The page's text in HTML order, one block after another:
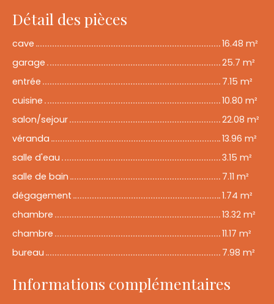
Détail des pièces
cave
16.48 m²
garage
25.7 m²
entrée
7.15 m²
cuisine
10.80 m²
salon/sejour
22.08 m²
véranda
13.96 m²
salle d'eau
3.15 m²
salle de bain
7.11 m²
dégagement
1.74 m²
chambre
13.32 m²
chambre
11.17 m²
bureau
7.98 m²
Informations complémentaires